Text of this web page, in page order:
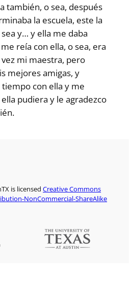
también, o sea, después
la escuela, este la
y… y ella me daba
reía con ella, o sea, era
mi maestra, pero
mejores amigas, y
con ella y me
pudiera y le agradezco
is licensedCreative Commons
NonCommercial-ShareAlike